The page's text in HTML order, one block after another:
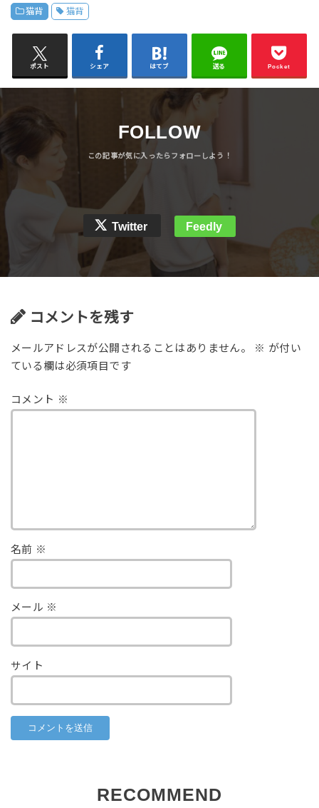
猫背 猫背
ポスト シェア はてブ 送る Pocket
FOLLOW
Twitter Feedly
コメントを残す
メールアドレスが公開されることはありません。 ※ が付い
ている欄は必須項目です
コメント ※
名前 ※
メール ※
サイト
RECOMMEND